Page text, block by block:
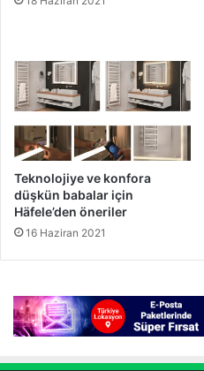
Teknolojiye ve konfora
düşkün babalar için
Häfele’den öneriler
16 Haziran 2021